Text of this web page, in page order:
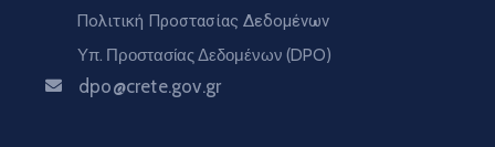
Πολιτική Προστασίας Δεδομένων
Υπ. Προστασίας Δεδομένων (DPO)
dpo@crete.gov.gr